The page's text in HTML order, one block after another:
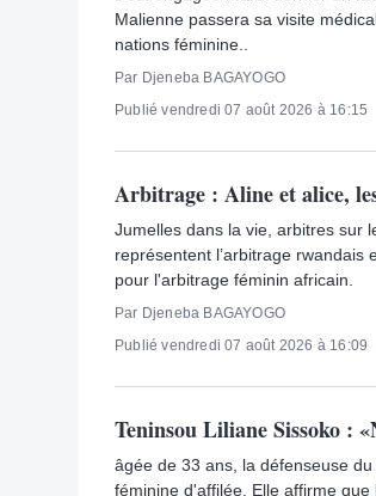
Malienne passera sa visite
nations féminine..
Par Djeneba BAGAYOGO
Publié vendredi 07 août 2026 à 16:15
Arbitrage : Aline et alice,
Jumelles dans la vie, arbitres sur
représentent l’arbitrage rwandais
pour l'arbitrage féminin africain.
Par Djeneba BAGAYOGO
Publié vendredi 07 août 2026 à 16:09
Teninsou Liliane Sissoko :
âgée de 33 ans, la défenseuse
féminine d'affilée. Elle affirme